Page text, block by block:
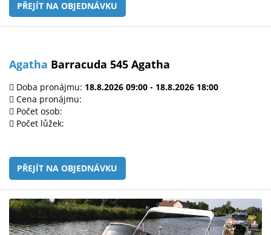
PŘEJÍT NA OBJEDNÁVKU
Agatha Barracuda 545 Agatha
Doba pronájmu: 18.8.2026 09:00 - 18.8.2026 18:00
Cena pronájmu:
Počet osob:
Počet lůžek:
PŘEJÍT NA OBJEDNÁVKU